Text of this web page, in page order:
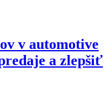
v automotive
a zlepšiť